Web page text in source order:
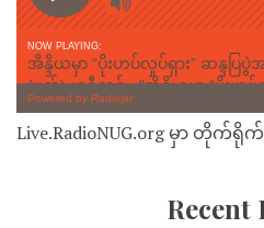
Live.RadioNUG.org မှာ တိုက်ရို
Recent